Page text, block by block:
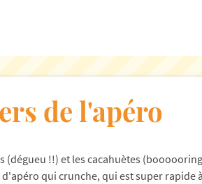
de l'apéro
(dégueu !!) et les cacahuètes
qui crunche, qui est super rapide